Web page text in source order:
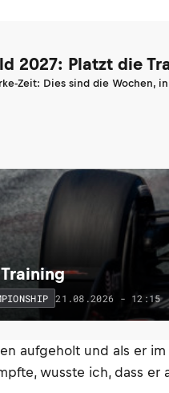
2027: Platzt die
Zeit: Dies sind die
21.08.2026 - 12:15
aufgeholt und als er
wusste ich, dass